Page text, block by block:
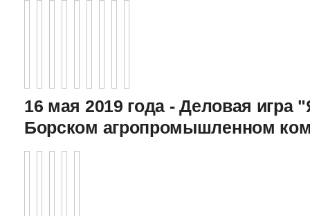
16 мая 2019 года - Деловая игра
Борском агропромышленном